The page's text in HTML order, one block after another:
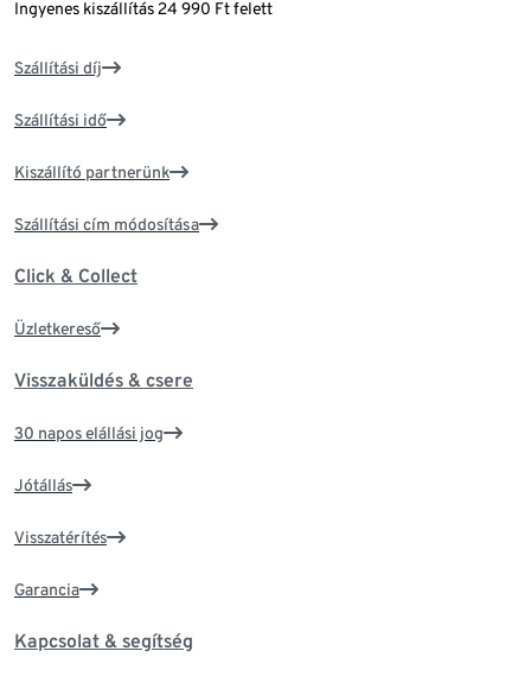
Ingyenes kiszállítás 24 990 Ft felett
Szállítási díj
Szállítási idő
Kiszállító partnerünk
Szállítási cím módosítása
Click & Collect
Üzletkereső
Visszaküldés & csere
30 napos elállási jog
Jótállás
Visszatérítés
Garancia
Kapcsolat & segítség